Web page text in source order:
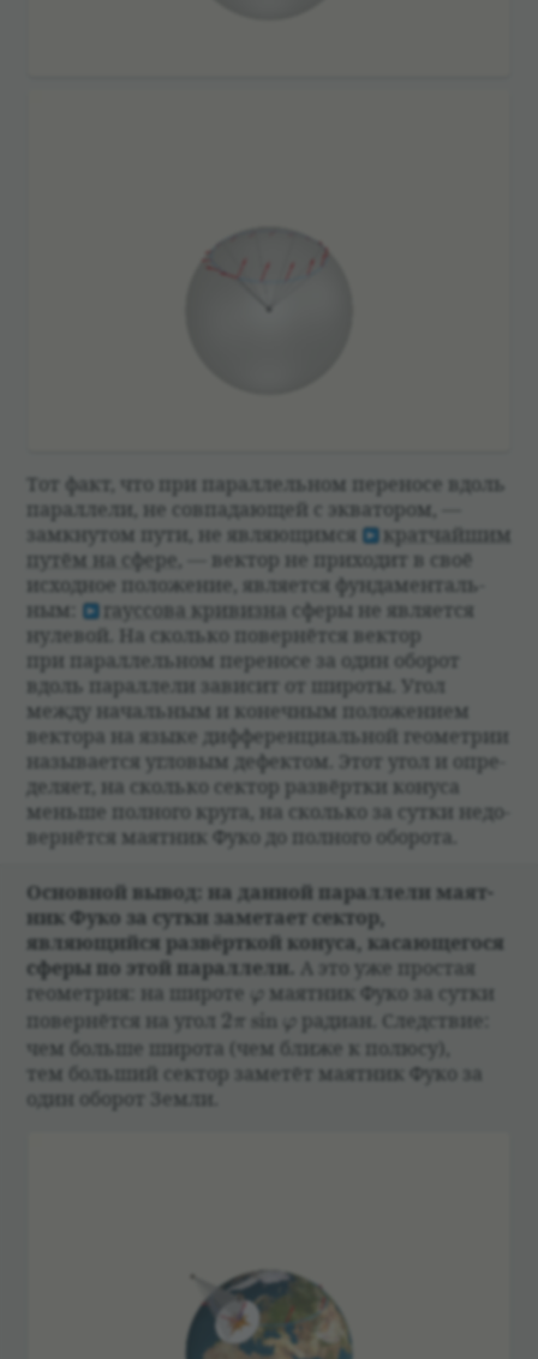
Тот факт, что при парал­лель­ном пере­носе вдоль
парал­лели, не совпа­дающей с эква­то­ром, —
замкну­том пути, не являющимся
крат­чайшим
путём на сфере , — век­тор не при­хо­дит в своё
исход­ное положе­ние, явля­ется фун­дамен­таль­
ным:
гаус­сова кри­визна сферы не явля­ется
нуле­вой. На сколько повер­нётся век­тор
при парал­лель­ном пере­носе за один обо­рот
вдоль парал­лели зави­сит от широты. Угол
между началь­ным и конеч­ным положе­нием
век­тора на языке диффе­ренци­аль­ной геомет­рии
назы­ва­ется угло­вым дефек­том. Этот угол и опре­
де­ляет, на сколько сек­тор раз­вёртки конуса
меньше пол­ного круга, на сколько за сутки недо­
вер­нётся маят­ник Фуко до пол­ного обо­рота.
Основ­ной вывод: на дан­ной парал­лели маят­
ник Фуко за сутки заме­тает сек­тор,
являющийся раз­вёрт­кой конуса, касающегося
сферы по этой парал­лели.
А это уже про­стая
геомет­рия: на широте \varphi
φ
маят­ник Фуко за сутки
повер­нётся на угол 2\pi\sin\varphi
π s n φ
радиан. След­ствие:
чем больше широта (чем ближе к полюсу),
тем больший сек­тор заме­тёт маят­ник Фуко за
один обо­рот Земли.